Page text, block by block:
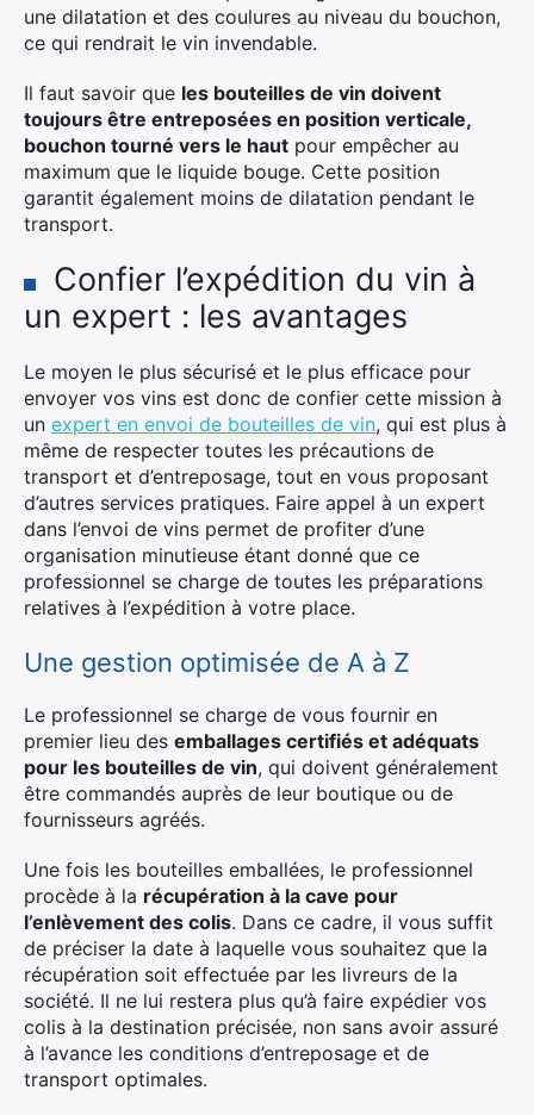
une dilatation et des coulures au niveau du bouchon,
ce qui rendrait le vin invendable.
Il faut savoir que les bouteilles de vin doivent
toujours être entreposées en position verticale,
bouchon tourné vers le haut pour empêcher au
maximum que le liquide bouge. Cette position
garantit également moins de dilatation pendant le
transport.
Confier l’expédition du vin à
un expert : les avantages
Le moyen le plus sécurisé et le plus efficace pour
envoyer vos vins est donc de confier cette mission à
un expert en envoi de bouteilles de vin, qui est plus à
même de respecter toutes les précautions de
transport et d’entreposage, tout en vous proposant
d’autres services pratiques. Faire appel à un expert
dans l’envoi de vins permet de profiter d’une
organisation minutieuse étant donné que ce
professionnel se charge de toutes les préparations
relatives à l’expédition à votre place.
Une gestion optimisée de A à Z
Le professionnel se charge de vous fournir en
premier lieu des emballages certifiés et adéquats
pour les bouteilles de vin, qui doivent généralement
être commandés auprès de leur boutique ou de
fournisseurs agréés.
Une fois les bouteilles emballées, le professionnel
procède à la récupération à la cave pour
l’enlèvement des colis. Dans ce cadre, il vous suffit
de préciser la date à laquelle vous souhaitez que la
récupération soit effectuée par les livreurs de la
société. Il ne lui restera plus qu’à faire expédier vos
colis à la destination précisée, non sans avoir assuré
à l’avance les conditions d’entreposage et de
transport optimales.